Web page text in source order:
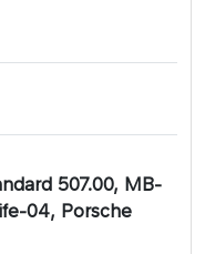
507.00, MB-
04, Porsche